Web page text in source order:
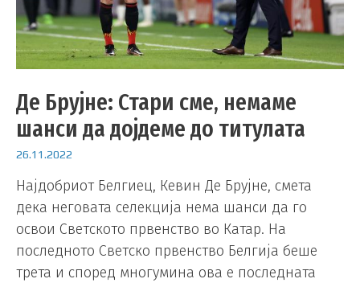
Де Брујне: Стари сме, немаме
шанси да дојдеме до титулата
26.11.2022
Најдобриот Белгиец, Кевин Де Брујне, смета
дека неговата селекција нема шанси да го
освои Светското првенство во Катар. На
последното Светско првенство Белгија беше
трета и според многумина ова е последната